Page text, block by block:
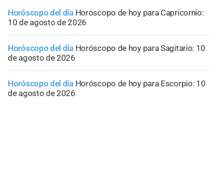
Horóscopo del día Horóscopo de hoy para Capricornio:
10 de agosto de 2026
Horóscopo del día Horóscopo de hoy para Sagitario: 10
de agosto de 2026
Horóscopo del día Horóscopo de hoy para Escorpio: 10
de agosto de 2026